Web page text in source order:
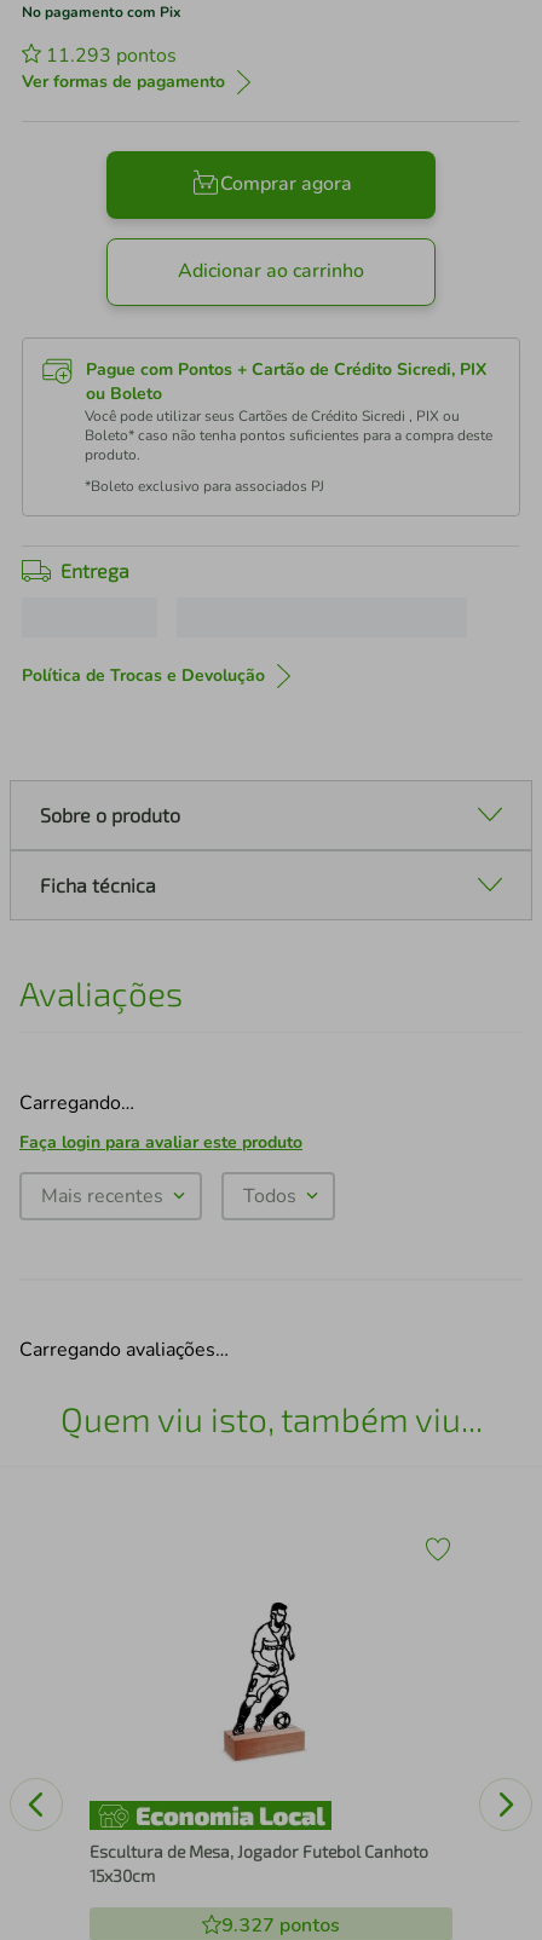
No pagamento com Pix
11.293 pontos
Ver formas de pagamento
Comprar agora
Adicionar ao carrinho
Pague com Pontos + Cartão de Crédito Sicredi, PIX
ou Boleto
Você pode utilizar seus Cartões de Crédito Sicredi , PIX ou
Boleto* caso não tenha pontos suficientes para a compra deste
produto.
*Boleto exclusivo para associados PJ
Entrega
Política de Trocas e Devolução
Sobre o produto
Ficha técnica
Avaliações
Carregando…
Faça login para avaliar este produto
Mais recentes Todos
Carregando avaliações…
Quem viu isto, também viu...
Escultura de Mesa, Jogador Futebol Canhoto
15x30cm
9.327 pontos